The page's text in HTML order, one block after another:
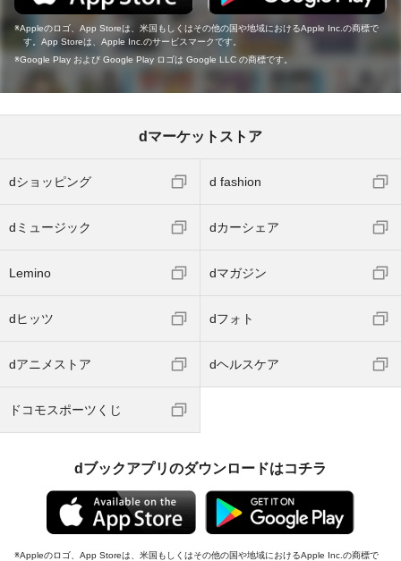
Appleのロゴ、App Storeは、米国もしくはその他の国や地域におけるApple Inc.の商標で
す。App Storeは、Apple Inc.のサービスマークです。
Google Play および Google Play ロゴは Google LLC の商標です。
dマーケットストア
dショッピング d fashion
dミュージック dカーシェア
Lemino dマガジン
dヒッツ dフォト
dアニメストア dヘルスケア
ドコモスポーツくじ
dブックアプリのダウンロードはコチラ
Appleのロゴ、App Storeは、米国もしくはその他の国や地域におけるApple Inc.の商標で